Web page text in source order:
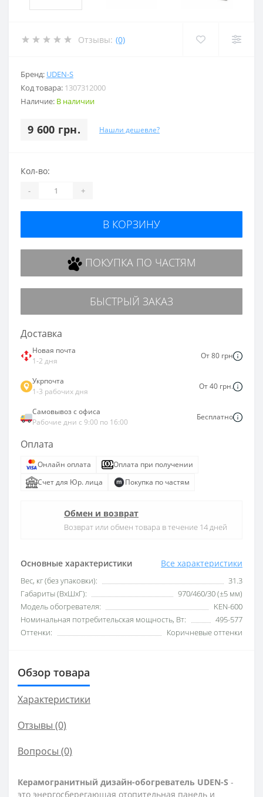
Отзывы: (0)
Бренд: UDEN-S
Код товара: 1307312000
Наличие: В наличии
9 600 грн. Нашли дешевле?
Основные характеристики Все характеристики
Вес, кг (без упаковки):
31.3
Габариты (ВхШхГ):
970/460/30 (±5 мм)
Модель обогревателя:
KEN-600
Номинальная потребительская мощность, Вт:
495-577
Оттенки:
Коричневые оттенки
Кол-во:
- +
В КОРЗИНУ
ПОКУПКА ПО ЧАСТЯМ
БЫСТРЫЙ ЗАКАЗ
Доставка
Новая почта
1-2 дня
От 80 грн
Укрпочта
1-3 рабочих дня
От 40 грн.
Самовывоз с офиса
Рабочие дни с 9:00 по 16:00
Бесплатно
Оплата
Онлайн оплата
Оплата при получении
Счет для Юр. лица
Покупка по частям
Обмен и возврат
Возврат или обмен товара в течение 14 дней
Обзор товара
Характеристики
Отзывы (0)
Вопросы (0)
Керамогранитный дизайн-обогреватель UDEN-S -
это энергосберегающая отопительная панель и